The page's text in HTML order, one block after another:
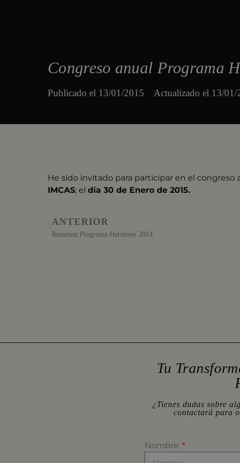
Congreso anual Programa
Publicado el 13/01/2015 Actualizado el 13/01/
He sido invitado para participar en el
IMCAS; eldía 30 de Enero de 2015.
ANTERIOR
Resumen Programa Harmony 2014
Tu
¿Tienes dudas sobre
contactará para
Nombre